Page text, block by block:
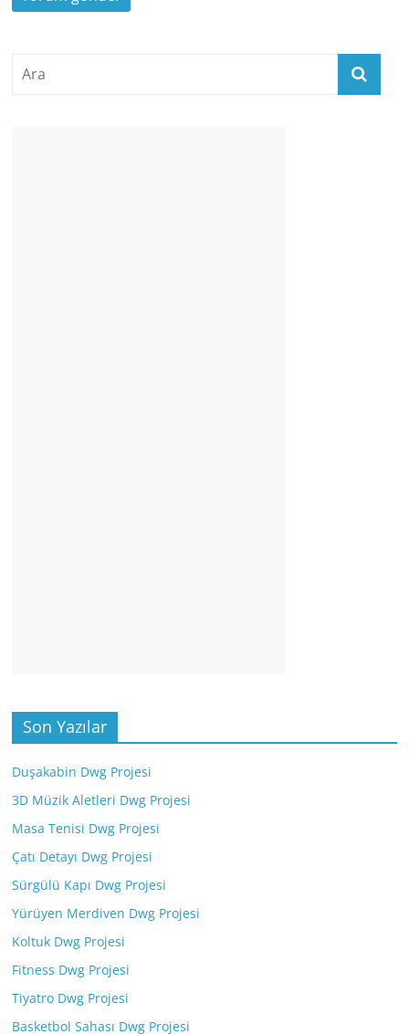
Son Yazılar
Duşakabin Dwg Projesi
3D Müzik Aletleri Dwg Projesi
Masa Tenisi Dwg Projesi
Çatı Detayı Dwg Projesi
Sürgülü Kapı Dwg Projesi
Yürüyen Merdiven Dwg Projesi
Koltuk Dwg Projesi
Fitness Dwg Projesi
Tiyatro Dwg Projesi
Basketbol Sahası Dwg Projesi